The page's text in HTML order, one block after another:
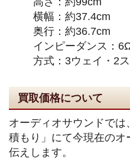
横幅：約37.4cm
奥行：約36.7cm
インピーダンス：
方式：3ウェイ・2
買取価格について
オーディオサウンドで
積もり」にて今現在の
伝えします。